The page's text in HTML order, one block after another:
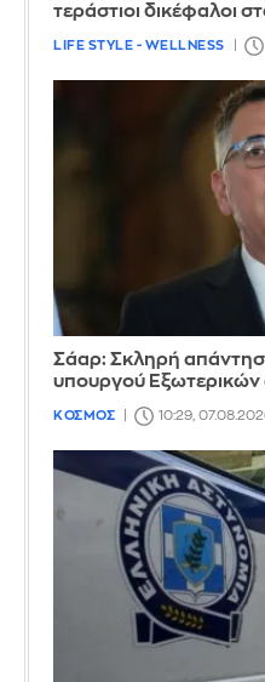
τεράστιοι δικέφαλοι
LIFE STYLE - WELLNESS
Σάαρ: Σκληρή
υπουργού Εξωτερικών
ΚΟΣΜΟΣ 10:29,